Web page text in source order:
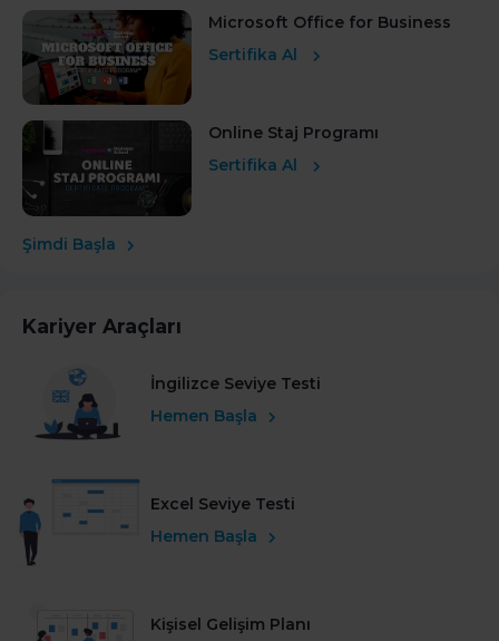
Microsoft Office for Business
Sertifika Al
Online Staj Programı
Sertifika Al
Şimdi Başla
Kariyer Araçları
İngilizce Seviye Testi
Hemen Başla
Excel Seviye Testi
Hemen Başla
Kişisel Gelişim Planı